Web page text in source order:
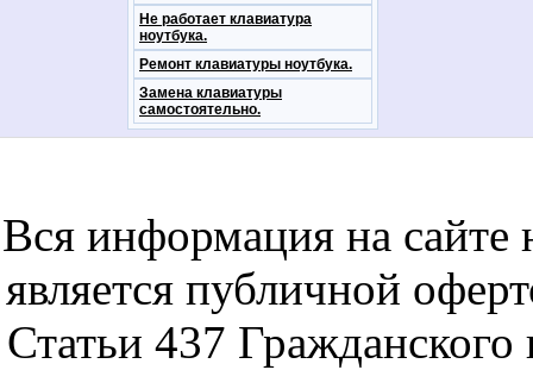
Не работает клавиатура
ноутбука.
Ремонт клавиатуры ноутбука.
Замена клавиатуры
самостоятельно.
Вся информация на сайте
является публичной
Статьи 437